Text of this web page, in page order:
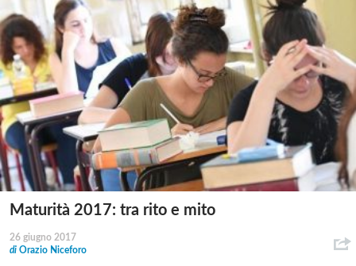
Maturità 2017: tra rito e mito
26 giugno 2017
di Orazio Niceforo